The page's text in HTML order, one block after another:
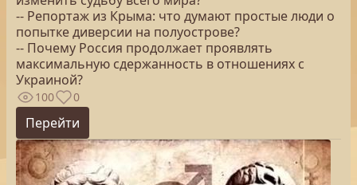
-- Репортаж из Крыма: что думают простые люди о
попытке диверсии на полуострове?
-- Почему Россия продолжает проявлять
максимальную сдержанность в отношениях с
Украиной?
100 0
Перейти